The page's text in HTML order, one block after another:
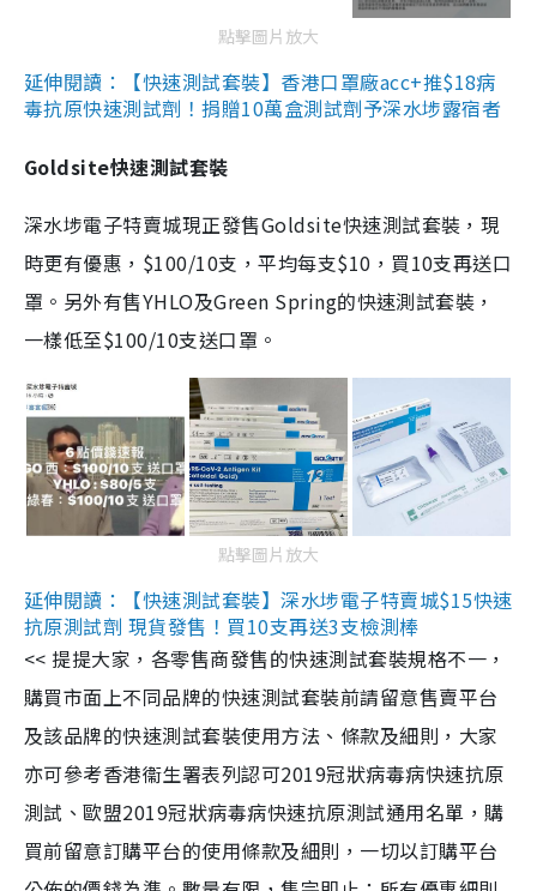
點擊圖片放大
延伸閱讀：【快速測試套裝】香港口罩廠acc+推$18病
毒抗原快速測試劑！捐贈10萬盒測試劑予深水埗露宿者
Goldsite快速測試套裝
深水埗電子特賣城現正發售Goldsite快速測試套裝，現
時更有優惠，$100/10支，平均每支$10，買10支再送口
罩。另外有售YHLO及Green Spring的快速測試套裝，
一樣低至$100/10支送口罩。
點擊圖片放大
延伸閱讀：【快速測試套裝】深水埗電子特賣城$15快速
抗原測試劑 現貨發售！買10支再送3支檢測棒
<< 提提大家，各零售商發售的快速測試套裝規格不一，
購買市面上不同品牌的快速測試套裝前請留意售賣平台
及該品牌的快速測試套裝使用方法、條款及細則，大家
亦可參考香港衞生署表列認可2019冠狀病毒病快速抗原
測試、歐盟2019冠狀病毒病快速抗原測試通用名單，購
買前留意訂購平台的使用條款及細則，一切以訂購平台